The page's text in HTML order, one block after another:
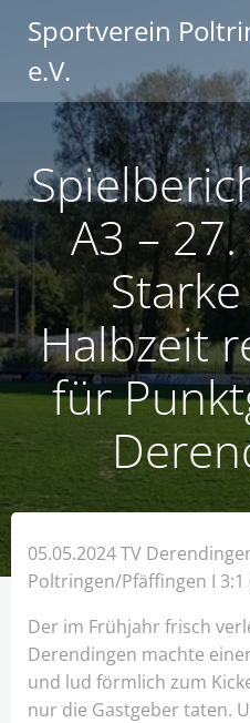
Sportverein
e.V.
A3 –
Halbzeit
für
05.05.2024 TV
Poltringen/Pfäffingen I 3:1
Der im Frühjahr frisch
Derendingen machte
und lud förmlich zum
nur die Gastgeber taten.